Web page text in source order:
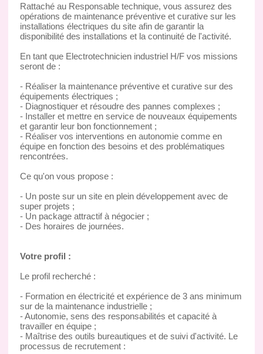
Rattaché au Responsable technique, vous assurez des
opérations de maintenance préventive et curative sur les
installations électriques du site afin de garantir la
disponibilité des installations et la continuité de l'activité.
En tant que Electrotechnicien industriel H/F vos missions
seront de :
- Réaliser la maintenance préventive et curative sur des
équipements électriques ;
- Diagnostiquer et résoudre des pannes complexes ;
- Installer et mettre en service de nouveaux équipements
et garantir leur bon fonctionnement ;
- Réaliser vos interventions en autonomie comme en
équipe en fonction des besoins et des problématiques
rencontrées.
Ce qu'on vous propose :
- Un poste sur un site en plein développement avec de
super projets ;
- Un package attractif à négocier ;
- Des horaires de journées.
Votre profil :
Le profil recherché :
- Formation en électricité et expérience de 3 ans minimum
sur de la maintenance industrielle ;
- Autonomie, sens des responsabilités et capacité à
travailler en équipe ;
- Maîtrise des outils bureautiques et de suivi d'activité. Le
processus de recrutement :